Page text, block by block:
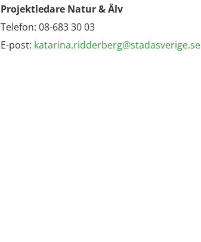
Projektledare Natur & Älv
Telefon: 08-683 30 03
E-post: katarina.ridderberg@stadasverige.se